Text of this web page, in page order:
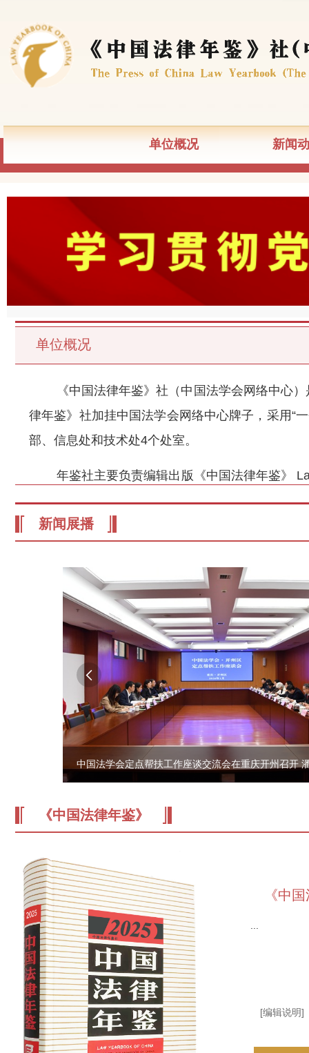
单位概况 新闻
单位概况
《中国法律年鉴》社（中国法学会网络中心
律年鉴》社加挂中国法学会网络中心牌子，采用“
部、信息处和技术处4个处室。
年鉴社主要负责编辑出版《中国法律年鉴》
中心主要职责：中国法学会官方网站及新媒体的
等级保护检查；法学研究数据库建设；互联网法学
社长、年鉴编委会主任：潘毅琴（兼）
副主编：徐晓平
副社长：李琛
电子信箱：flnj1404@263.net
联系电话：66113851、66132736
新闻展播
中国法学会定点帮扶工作座谈交流会在重庆开州召开

《中国法律年鉴》
《中
[编辑说明]